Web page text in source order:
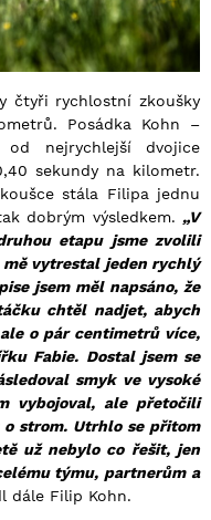
čtyři rychlostní zkoušky
Posádka Kohn –
nejrychlejší dvojice
sekundy na kilometr.
stála Filipa jednu
dobrým výsledkem. „V
etapu jsme zvolili
vytrestal jeden rychlý
jsem měl napsáno, že
chtěl nadjet, abych
o pár centimetrů více,
Fabie. Dostal jsem se
smyk ve vysoké
vybojoval, ale přetočili
o strom. Utrhlo se přitom
už nebylo co řešit, jen
týmu, partnerům a
dále Filip Kohn.